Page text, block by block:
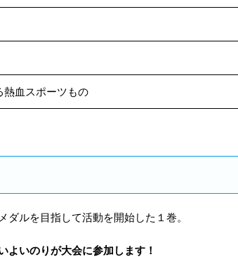
熱血スポーツもの
ルを目指して活動を開始した１巻。
よいのりが大会に参加します！